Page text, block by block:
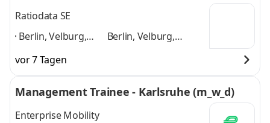
Ratiodata SE
Berlin, Velburg,
Hannover, Kassel,
Duisburg, Münster,
Karlsruhe, Koblenz,
Weida
Berlin, Velburg,
Duisburg, Münster,
Karlsruhe, Koblenz,
vor 7 Tagen
Management Trainee - Karlsruhe (m_w_d)
Enterprise Mobility